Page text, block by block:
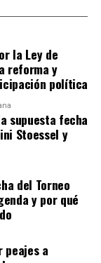
a través
accesos y
todos los
diferenciados
de usos
en
principal del
y pacientes,
Desde
la presente
la Ley de
reforma y
política
supuesta fecha
Stoessel y
del Torneo
y por qué
peajes a